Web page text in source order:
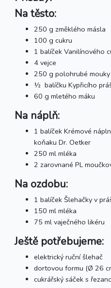
Na těsto:
250 g změklého másla
100 g cukru
1 balíček Vanilínového
4 vejce
250 g polohrubé mouky
½ balíčku Kypřicího
60 g mletého máku
Na náplň:
1 balíček Krémové
koňaku Dr. Oetker
250 ml mléka
2 zarovnané PL
Na ozdobu:
1 balíček Šlehačky v
150 ml mléka
75 ml vaječného likéru
Ještě potřebujeme:
elektrický ruční šlehač
dortovou formu (Ø 26
cukrářský sáček s